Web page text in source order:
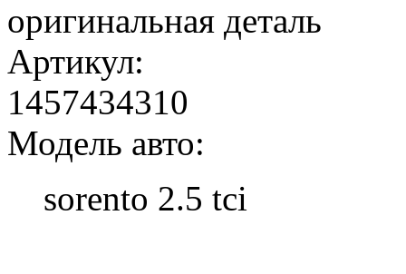
оригинальная деталь
Артикул:
1457434310
Модель авто:
sorento 2.5 tci